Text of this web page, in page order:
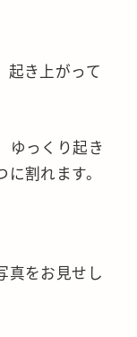
起き上がって
ゆっくり起き
割れます。
真をお見せし